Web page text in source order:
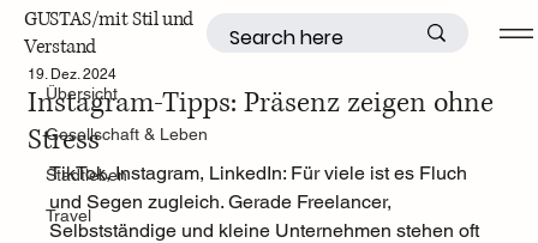
GUSTAS/mit Stil und
Verstand
Übersicht
Gesellschaft & Leben
Stadtleben
Travel
Übersicht
Instagram-Tipps: Präsenz zeigen ohne
Stress
19. Dez. 2024
TikTok, Instagram, LinkedIn: Für viele ist es Fluch
und Segen zugleich. Gerade Freelancer,
Selbstständige und kleine Unternehmen stehen oft